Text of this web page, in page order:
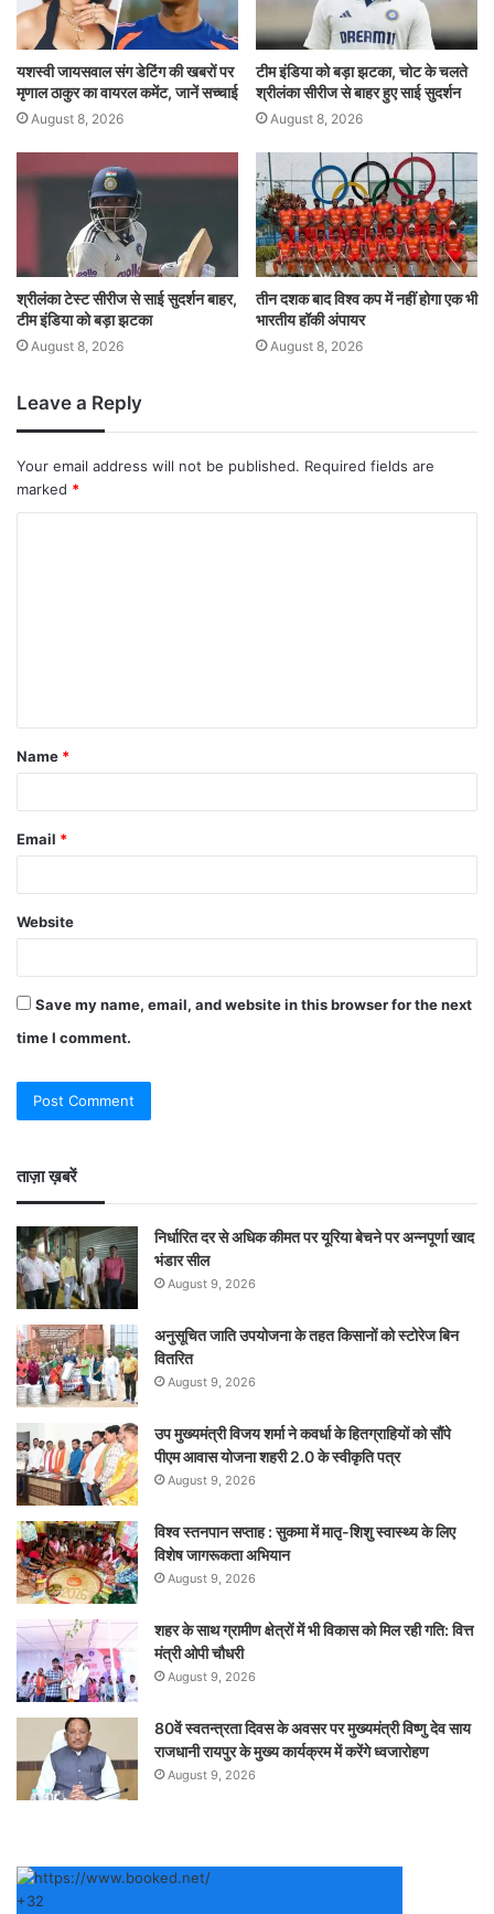
यशस्वी जायसवाल संग डेटिंग की खबरों पर
मृणाल ठाकुर का वायरल कमेंट, जानें सच्चाई
August 8, 2026
टीम इंडिया को बड़ा झटका, चोट के चलते
श्रीलंका सीरीज से बाहर हुए साई सुदर्शन
August 8, 2026
श्रीलंका टेस्ट सीरीज से साई सुदर्शन बाहर,
टीम इंडिया को बड़ा झटका
August 8, 2026
तीन दशक बाद विश्व कप में नहीं होगा एक भी
भारतीय हॉकी अंपायर
August 8, 2026
Leave a Reply
Your email address will not be published. Required fields are
marked *
Name *
Email *
Website
Save my name, email, and website in this browser for the next
time I comment.
ताज़ा ख़बरें
निर्धारित दर से अधिक कीमत पर यूरिया बेचने पर अन्नपूर्णा खाद
भंडार सील
August 9, 2026
अनुसूचित जाति उपयोजना के तहत किसानों को स्टोरेज बिन
वितरित
August 9, 2026
उप मुख्यमंत्री विजय शर्मा ने कवर्धा के हितग्राहियों को सौंपे
पीएम आवास योजना शहरी 2.0 के स्वीकृति पत्र
August 9, 2026
विश्व स्तनपान सप्ताह : सुकमा में मातृ-शिशु स्वास्थ्य के लिए
विशेष जागरूकता अभियान
August 9, 2026
शहर के साथ ग्रामीण क्षेत्रों में भी विकास को मिल रही गति: वित्त
मंत्री ओपी चौधरी
August 9, 2026
80वें स्वतन्त्रता दिवस के अवसर पर मुख्यमंत्री विष्णु देव साय
राजधानी रायपुर के मुख्य कार्यक्रम में करेंगे ध्वजारोहण
August 9, 2026
+32